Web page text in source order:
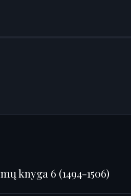
knyga 6 (1494-1506)